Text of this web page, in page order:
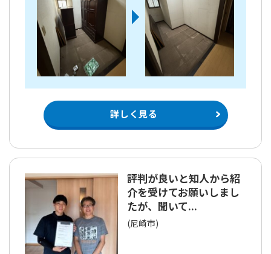
詳しく見る
評判が良いと知人から紹
介を受けてお願いしまし
たが、聞いて...
(尼崎市)